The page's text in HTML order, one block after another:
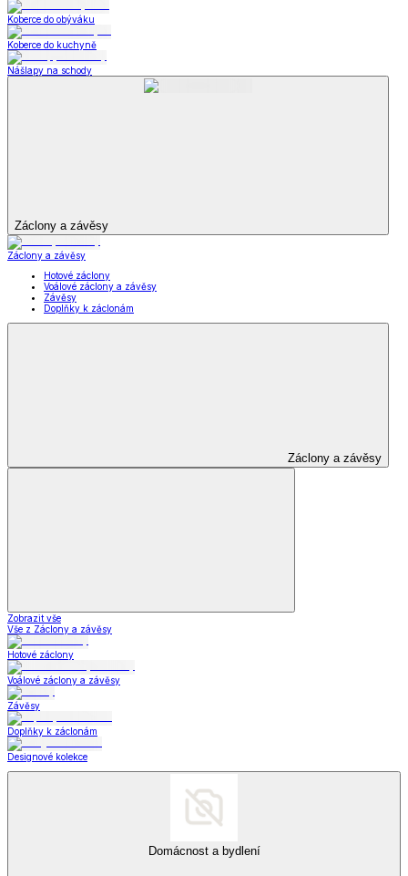
Koberce do obýváku
Koberce do kuchyně
Nášlapy na schody
Záclony a závěsy
Záclony a závěsy
Hotové záclony
Voálové záclony a závěsy
Závěsy
Doplňky k záclonám
Záclony a závěsy
Zobrazit vše
Vše z Záclony a závěsy
Hotové záclony
Voálové záclony a závěsy
Závěsy
Doplňky k záclonám
Designové kolekce
Domácnost a bydlení